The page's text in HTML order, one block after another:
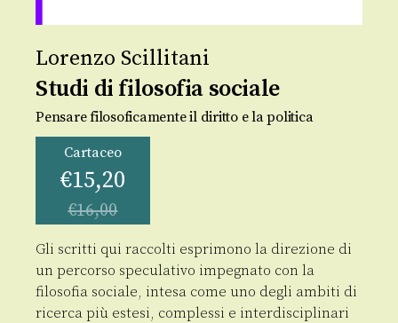
Lorenzo Scillitani
Studi di filosofia sociale
Pensare filosoficamente il diritto e la politica
Cartaceo
€15,20
€16,00
Gli scritti qui raccolti esprimono la direzione di
un percorso speculativo impegnato con la
filosofia sociale, intesa come uno degli ambiti di
ricerca più estesi, complessi e interdisciplinari